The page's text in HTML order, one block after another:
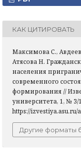
КАК ЦИТИРОВАТЬ
Максимова С.,
Атясова Н.
населения
современного
формирования //
университета, 1, № 3/
https://izvestiya.asu.ru/
Другие форматы